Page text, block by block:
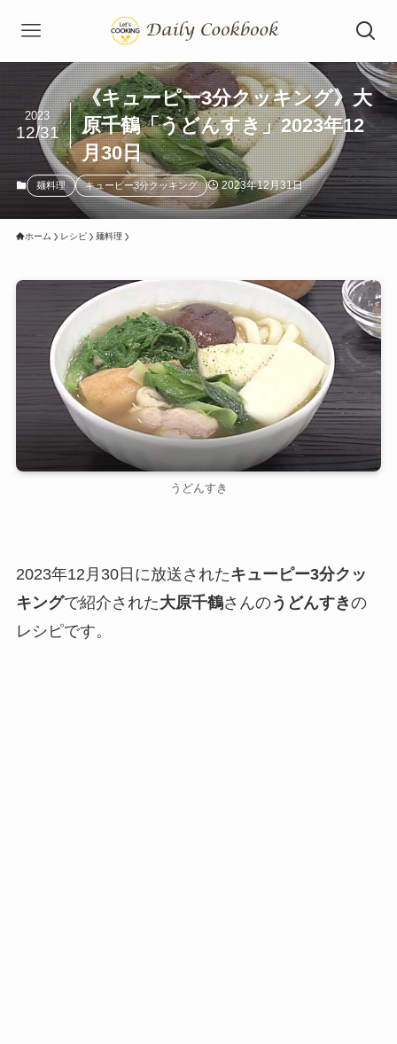
《キューピー3分クッキング》大
原千鶴「うどんすき」2023年12
月30日
2023
12/31
麺料理 キューピー3分クッキング 2023年12月31日
ホーム レシピ 麺料理
うどんすき
2023年12月30日に放送されたキューピー3分クッ
キングで紹介された大原千鶴さんのうどんすきの
レシピです。